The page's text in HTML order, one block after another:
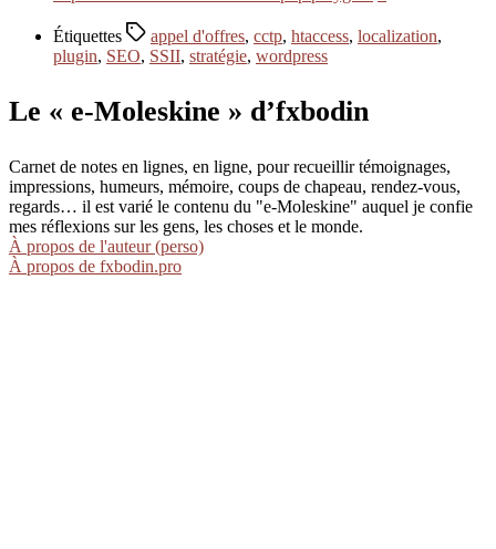
Étiquettes appel d'offres, cctp, htaccess, localization,
plugin, SEO, SSII, stratégie, wordpress
Le « e-Moleskine » d’fxbodin
Carnet de notes en lignes, en ligne, pour recueillir témoignages,
impressions, humeurs, mémoire, coups de chapeau, rendez-vous,
regards… il est varié le contenu du "e-Moleskine" auquel je confie
mes réflexions sur les gens, les choses et le monde.
À propos de l'auteur (perso)
À propos de fxbodin.pro